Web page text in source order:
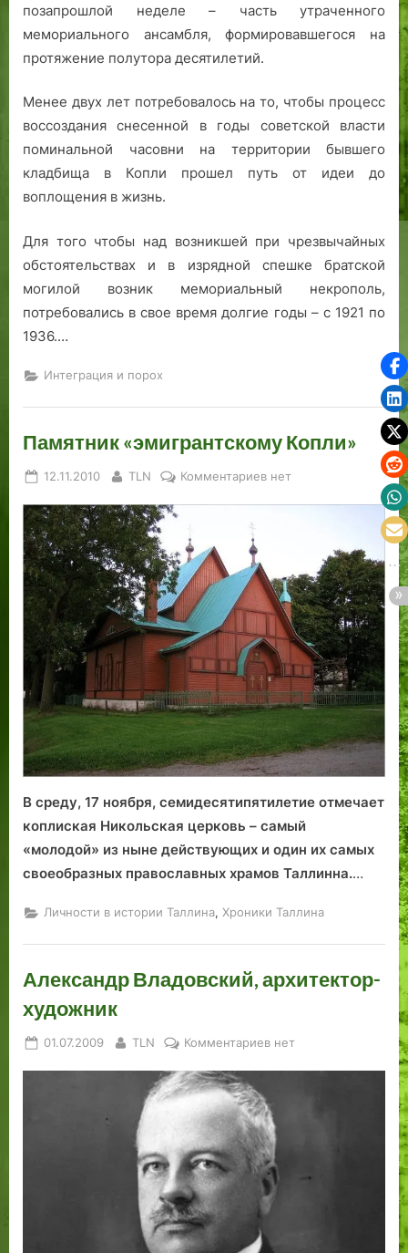
позапрошлой неделе – часть утраченного
мемориального ансамбля, формировавшегося на
протяжение полутора десятилетий.
Менее двух лет потребовалось на то, чтобы процесс
воссоздания снесенной в годы советской власти
поминальной часовни на территории бывшего
кладбища в Копли прошел путь от идеи до
воплощения в жизнь.
Для того чтобы над возникшей при чрезвычайных
обстоятельствах и в изрядной спешке братской
могилой возник мемориальный некрополь,
потребовались в свое время долгие годы – с 1921 по
1936.…
Интеграция и порох
Памятник «эмигрантскому Копли»
Posted
12.11.2010 By
TLN Комментариевкнет
В среду, 17 ноября, семидесятипятилетие отмечает
коплиская Никольская церковь – самый
«молодой» из ныне действующих и один их самых
своеобразных православных храмов Таллинна.…
Личности в истории Таллина, Хроники Таллина
Александр Владовский, архитектор-
художник
Posted
01.07.2009 By
TLN Комментариевк
Владовский,
архитектор-
художник
нет